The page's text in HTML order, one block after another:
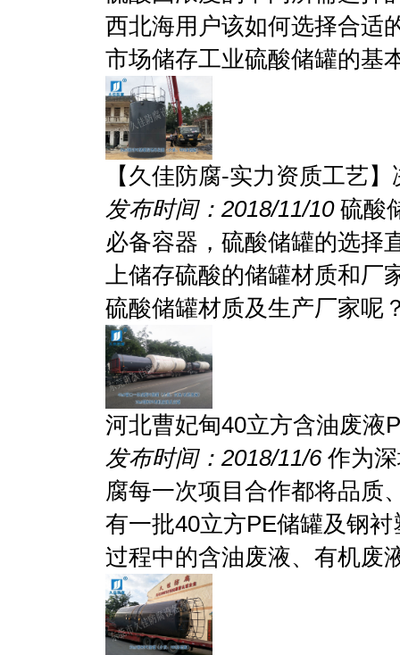
西北海用户该如何选择合适
市场储存工业硫酸储罐的基
【久佳防腐-实力资质工艺
发布时间：2018/11/10 硫酸
必备容器，硫酸储罐的选择
上储存硫酸的储罐材质和
硫酸储罐材质及生产厂家呢
河北曹妃甸40立方含油废液
发布时间：2018/11/6 作为
腐每一次项目合作都将品质
有一批40立方PE储罐及钢
过程中的含油废液、有机废